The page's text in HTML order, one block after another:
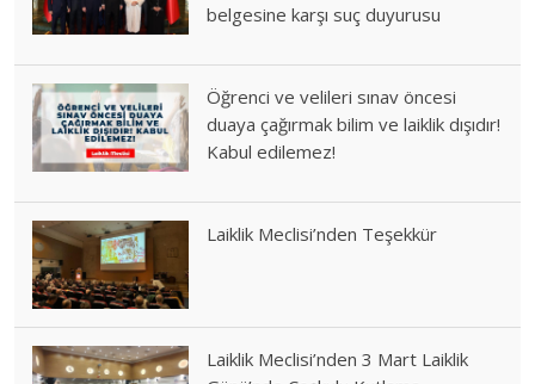
belgesine karşı suç duyurusu
Öğrenci ve velileri sınav öncesi
duaya çağırmak bilim ve laiklik dışıdır!
Kabul edilemez!
Laiklik Meclisi’nden Teşekkür
Laiklik Meclisi’nden 3 Mart Laiklik